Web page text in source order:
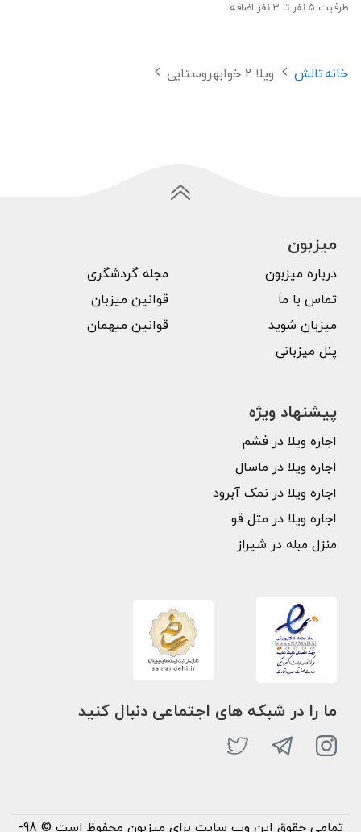
ظرفیت 5 نفر تا 3 نفر اضافه
خانهتالش ویلا 2 خوابهروستایی
میزبون
درباره میزبون
تماس با ما
میزبان شوید
پنل میزبانی
مجله گردشگری
قوانین میزبان
قوانین میهمان
پیشنهاد ویژه
اجاره ویلا در فشم
اجاره ویلا در ماسال
اجاره ویلا در نمک آبرود
اجاره ویلا در متل قو
منزل مبله در شیراز
ما را در شبکه های اجتماعی دنبال کنید
تمامی حقوق این وب سایت برای میزبون محفوظ است © 98-